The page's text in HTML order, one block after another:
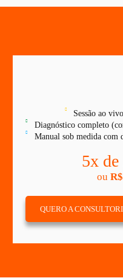
Sessão ao
Diagnóstico completo
Manual sob medida com
5x de
ou
QUERO A